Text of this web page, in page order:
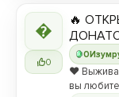

0
0
🔥
❤️
вы